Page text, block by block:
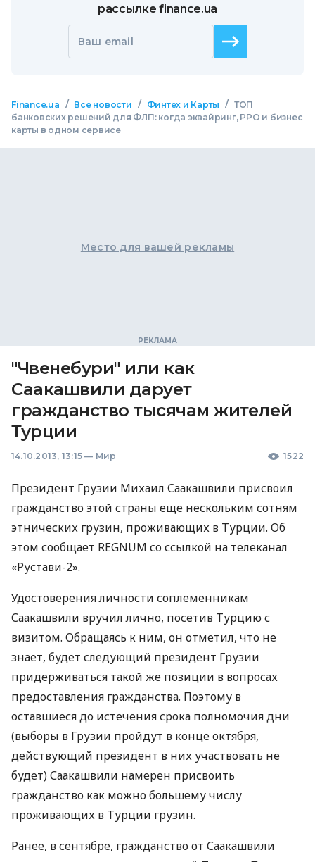
рассылке finance.ua
Ваш email
Finance.ua / Все новости / Финтех и Карты / ТОП
банковских решений для ФЛП: когда эквайринг, РРО и бизнес
карты в одном сервисе
Место для вашей рекламы
"Чвенебури" или как
Саакашвили дарует
гражданство тысячам жителей
Турции
14.10.2013, 13:15 — Мир 1522
Президент Грузии Михаил Саакашвили присвоил
гражданство этой страны еще нескольким сотням
этнических грузин, проживающих в Турции. Об
этом сообщает REGNUM со ссылкой на телеканал
«Рустави-2».
Удостоверения личности соплеменникам
Саакашвили вручил лично, посетив Турцию с
визитом. Обращаясь к ним, он отметил, что не
знает, будет следующий президент Грузии
придерживаться такой же позиции в вопросах
предоставления гражданства. Поэтому в
оставшиеся до истечения срока полномочия дни
(выборы в Грузии пройдут в конце октября,
действующий президент в них участвовать не
будет) Саакашвили намерен присвоить
гражданство как можно большему числу
проживающих в Турции грузин.
Ранее, в сентябре, гражданство от Саакашвили